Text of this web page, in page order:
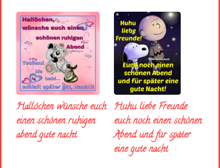
Hallöchen wünsche euch
einen schönen ruhigen
abend gute nacht
Huhu liebe Freunde
euch noch einen schönen
Abend und für später
eine gute nacht